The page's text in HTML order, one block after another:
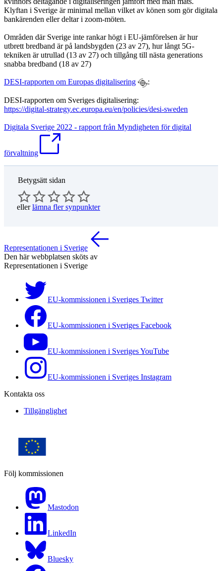
Klyftan i Sverige är minimal mellan vilket av könen som gör digitala
bankärenden eller deltar i zoom-möten.
Områden där Sverige inte rankar högt i EU-jämförelsen är hur
utbrett bredband är på landsbygden (23 av 27), hur långt 5G-
tekniken är utrullad (13 av 27) och tillgång till nästa generations
snabba bredband (18 av 27)
DESI-rapporten om Europas digitalisering :
DESI-rapporten om Sveriges digitalisering:
https://digital-strategy.ec.europa.eu/en/policies/desi-sweden
Digitala Sverige 2022 - rapport från Myndigheten för digital
förvaltning
Betygsätt sidan
ellerlämna fler synpunkter
Representationen i Sverige
Den här webbplatsen sköts av
Representationen i Sverige
EU-kommissionen i Sveriges Twitter
EU-kommissionen i Sveriges Facebook
EU-kommissionen i Sveriges YouTube
EU-kommissionen i Sveriges Instagram
Kontakta oss
Tillgänglighet
Följ kommissionen
Mastodon
LinkedIn
Bluesky